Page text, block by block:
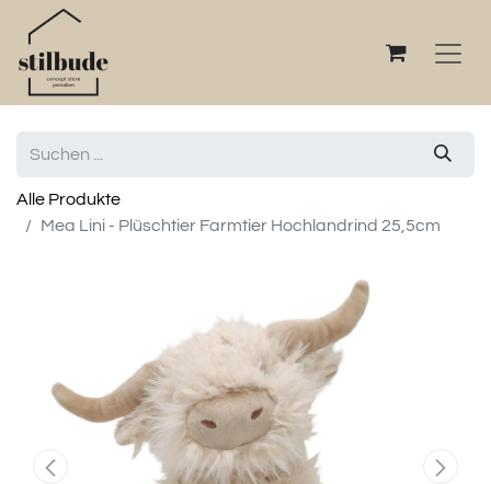
Alle Produkte
Mea Lini - Plüschtier Farmtier Hochlandrind 25,5cm